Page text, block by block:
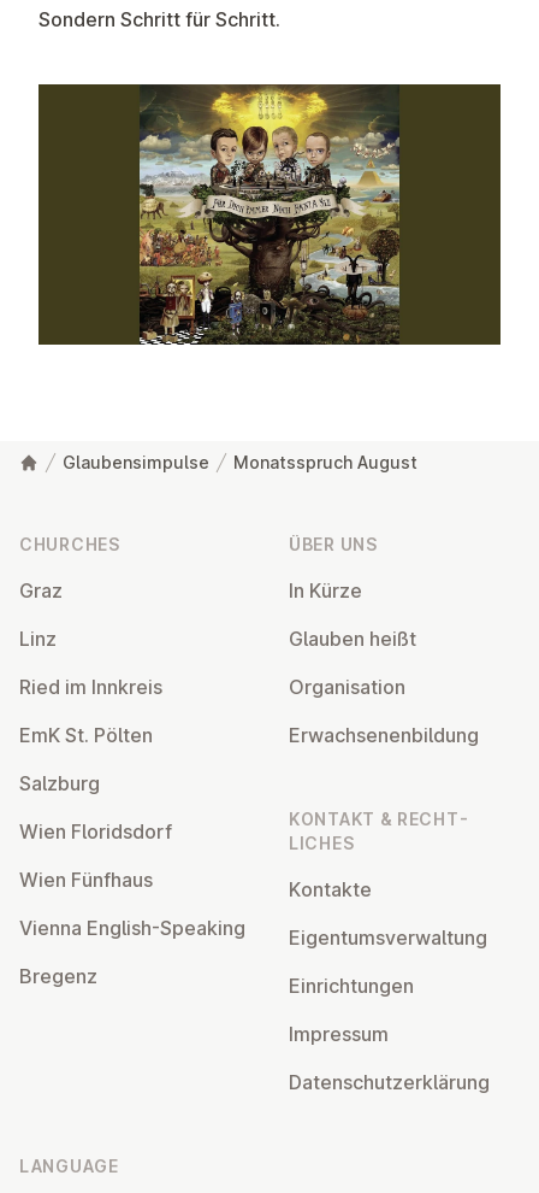
Sondern Schritt für Schritt.
Glaubensimpulse Monatsspruch August
CHURCHES
Graz
Linz
Ried im Innkreis
EmK St. Pölten
Salzburg
Wien Flor­idsdorf
Wien Fünfhaus
Vienna English-Speaking
Bregenz
ÜBER UNS
In Kürze
Glauben heißt
Or­gan­isa­tion
Er­wach­sen­en­bildung
KONTAKT & RECHT­
LICHES
Kontakte
Ei­gentums­ver­wal­tung
Ein­rich­tun­gen
Impressum
Datens­chutzerklärung
LANGUAGE